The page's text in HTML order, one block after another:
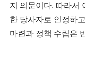
지 의문이다. 따라서
한 당사자로 인정하
마련과 정책 수립은